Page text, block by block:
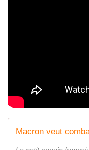
Macron veut